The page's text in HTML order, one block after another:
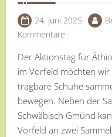
24. Juni 2025
Kommentare
Der Aktionstag für
im Vorfeld möchten
tragbare Schuhe
bewegen. Neben der
Schwäbisch Gmünd
Vorfeld an zwei